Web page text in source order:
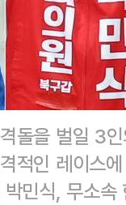
돌을 벌일 3
적인 레이스
박민식, 무소